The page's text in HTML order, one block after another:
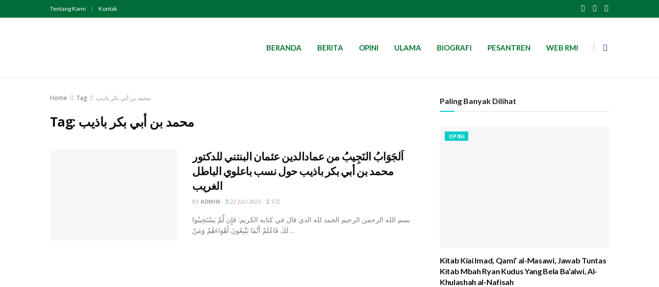
Tentang Kami Kontak
BERANDA BERITA OPINI ULAMA BIOGRAFI PESANTREN WEB RMI
Home Tag محمد بن أبي بكر باذيب
Tag: محمد بن أبي بكر باذيب
اَلجَوَابُ النَجِيبُ من عمادالدين عثمان البنتني للدكتور
محمد بن أبي بكر باذيب حول نسب باعلوي الباطل
الغريب
BY ADMIN 22 JULI 2025 572
بسم الله الرحمن الرحيم الحمد لله الذي قال في كتابه الكريم: فَإِن لَّمْ يَسْتَجِيبُوا
لَكَ فَاعْلَمْ أَنَّمَا يَتَّبِعُونَ أَهْوَاءَهُمْ وَمَنْ ...
Paling Banyak Dilihat
OPINI
Kitab Kiai Imad, Qami’ al-Masawi, Jawab Tuntas
Kitab Mbah Ryan Kudus Yang Bela Ba’alwi, Al-
Khulashah al-Nafisah